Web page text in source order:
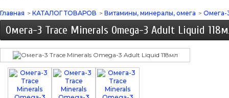
Главная > КАТАЛОГ ТОВАРОВ > Витамины, минералы, омега > Омега-
Омега-3 Trace Minerals Omega-3 Adult Liquid